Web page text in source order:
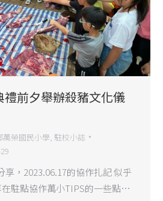
禮前夕舉辦殺豬文化儀
萬榮國民小學, 駐校小誌
享，2023.06.17的協作扎記 似乎
駐點協作萬小TIPS的一些點…